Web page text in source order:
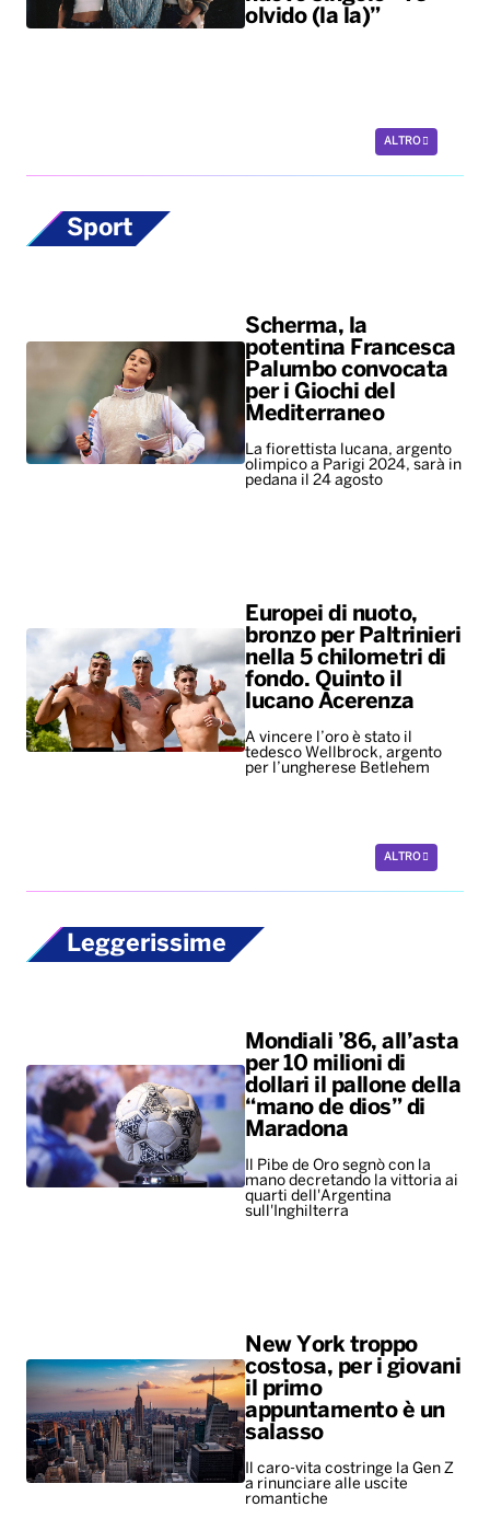
olvido (la la)”
ALTRO
Sport
Scherma, la
potentina Francesca
Palumbo convocata
per i Giochi del
Mediterraneo
La fiorettista lucana, argento
olimpico a Parigi 2024, sarà in
pedana il 24 agosto
Europei di nuoto,
bronzo per Paltrinieri
nella 5 chilometri di
fondo. Quinto il
lucano Acerenza
A vincere l’oro è stato il
tedesco Wellbrock, argento
per l’ungherese Betlehem
ALTRO
Leggerissime
Mondiali ’86, all’asta
per 10 milioni di
dollari il pallone della
“mano de dios” di
Maradona
Il Pibe de Oro segnò con la
mano decretando la vittoria ai
quarti dell'Argentina
sull'Inghilterra
New York troppo
costosa, per i giovani
il primo
appuntamento è un
salasso
Il caro-vita costringe la Gen Z
a rinunciare alle uscite
romantiche